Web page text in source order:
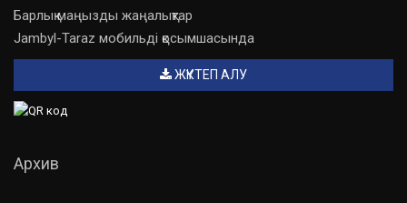
Барлық маңызды жаңалықтар
Jambyl-Taraz мобильді қосымшасында
ЖҮКТЕП АЛУ
Архив